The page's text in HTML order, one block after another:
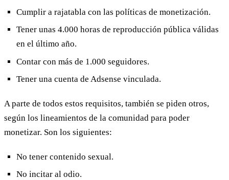
Cumplir a rajatabla con las políticas de monetización.
Tener unas 4.000 horas de reproducción pública válidas
en el último año.
Contar con más de 1.000 seguidores.
Tener una cuenta de Adsense vinculada.
A parte de todos estos requisitos, también se piden otros,
según los lineamientos de la comunidad para poder
monetizar. Son los siguientes:
No tener contenido sexual.
No incitar al odio.